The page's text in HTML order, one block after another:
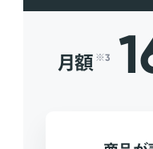
月額 ※3